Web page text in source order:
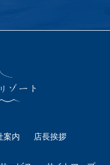
案内 店長挨拶